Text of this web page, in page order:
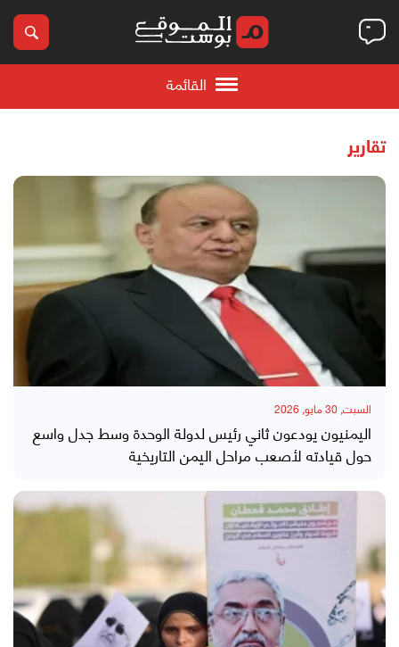
القائمة
تقارير
السبت, 30 مايو, 2026
اليمنيون يودعون ثاني رئيس لدولة الوحدة وسط جدل واسع
حول قيادته لأصعب مراحل اليمن التاريخية